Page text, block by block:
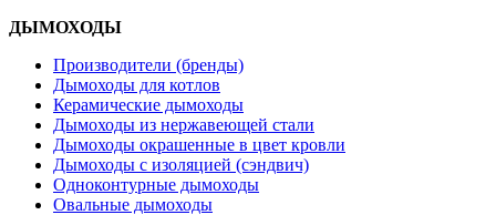
ДЫМОХОДЫ
Производители (бренды)
Дымоходы для котлов
Керамические дымоходы
Дымоходы из нержавеющей стали
Дымоходы окрашенные в цвет кровли
Дымоходы с изоляцией (сэндвич)
Одноконтурные дымоходы
Овальные дымоходы